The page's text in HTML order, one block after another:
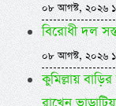
০৮ আগস্ট, ২০২৬
বিরোধী দল
০৮ আগস্ট, ২০২৬
কুমিল্লায়